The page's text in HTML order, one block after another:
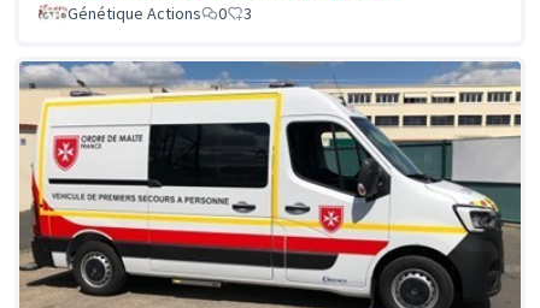
Génétique Actions 0 3